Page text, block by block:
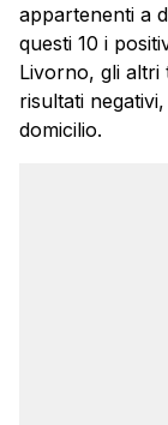
appartenenti a
questi 10 i
Livorno, gli altri
risultati
domicilio.